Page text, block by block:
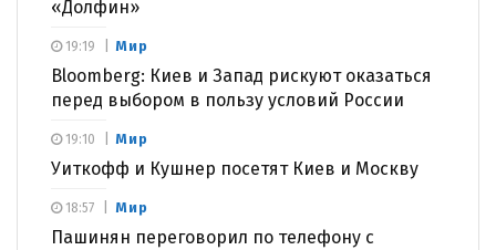
«Долфин»
Мир
Bloomberg: Киев и Запад рискуют оказаться
перед выбором в пользу условий России
19:19
Мир
Уиткофф и Кушнер посетят Киев и Москву
19:10
Мир
Пашинян переговорил по телефону с
18:57